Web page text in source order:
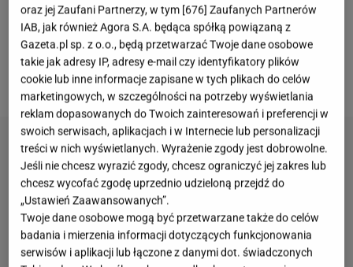
będzie mógł to zrobić. Jeśli nie zarejestrowałeś się
wcześniej, nie masz możliwości zakupu wejściówki.
Poznaj zasady rezerwacji biletów na koncert Taylor
Swift w Warszawie.
oraz jej Zaufani Partnerzy, w tym [676] Zaufanych Partnerów
IAB, jak również Agora S.A. będąca spółką powiązaną z
Gazeta.pl sp. z o.o., będą przetwarzać Twoje dane osobowe
takie jak adresy IP, adresy e-mail czy identyfikatory plików
cookie lub inne informacje zapisane w tych plikach do celów
marketingowych, w szczególności na potrzeby wyświetlania
reklam dopasowanych do Twoich zainteresowań i preferencji w
swoich serwisach, aplikacjach i w Internecie lub personalizacji
treści w nich wyświetlanych. Wyrażenie zgody jest dobrowolne.
Jeśli nie chcesz wyrazić zgody, chcesz ograniczyć jej zakres lub
chcesz wycofać zgodę uprzednio udzieloną przejdź do
„Ustawień Zaawansowanych”.
Twoje dane osobowe mogą być przetwarzane także do celów
badania i mierzenia informacji dotyczących funkcjonowania
serwisów i aplikacji lub łączone z danymi dot. świadczonych